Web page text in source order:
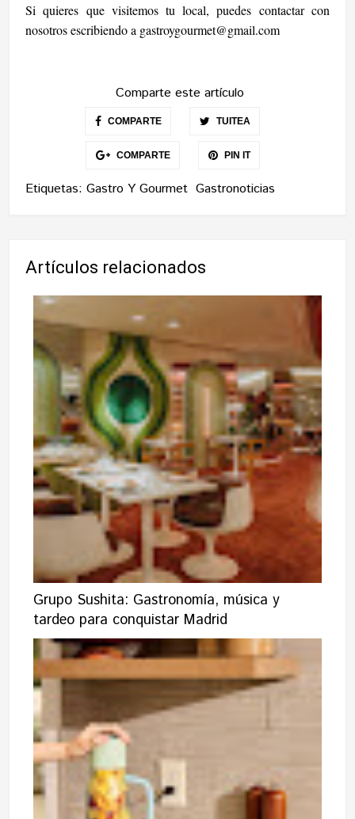
Si quieres que visitemos tu local, puedes contactar con
nosotros escribiendo a gastroygourmet@gmail.com
Comparte este artículo
COMPARTE TUITEA
COMPARTE PIN IT
Etiquetas:Gastro Y Gourmet Gastronoticias
Artículos relacionados
Grupo Sushita: Gastronomía, música y
tardeo para conquistar Madrid